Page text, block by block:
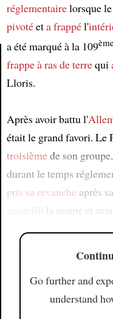
Article
réglementairelorsque
pivotéeta frappél'
a été marqué à la 109
frappe à ras de terrequi
Lloris.
Après avoir battu l'
était le grand favori. Le
troisièmede son
durant le temps
pris sa revanche après
accueilli la coupe et
Go further and
understand